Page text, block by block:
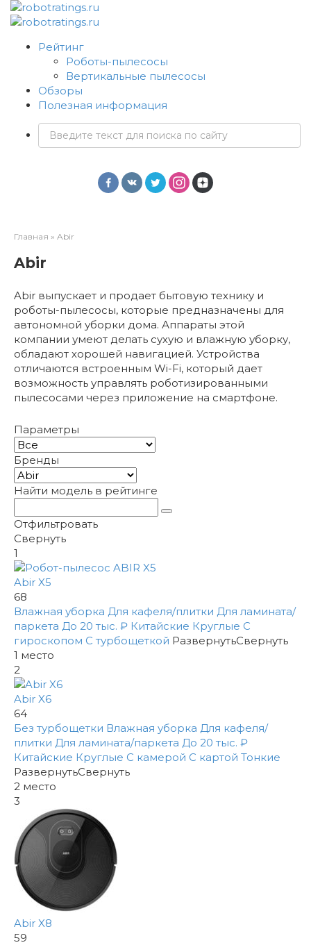
Перейти
Рейтинг
Роботы-пылесосы
Вертикальные пылесосы
Обзоры
Полезная информация
Поиск:
Главная » Abir
Abir
Abir выпускает и продает бытовую технику и
роботы-пылесосы, которые предназначены для
автономной уборки дома. Аппараты этой
компании умеют делать сухую и влажную уборку,
обладают хорошей навигацией. Устройства
отличаются встроенным Wi-Fi, который дает
возможность управлять роботизированными
пылесосами через приложение на смартфоне.
Параметры
Бренды
Найти модель в рейтинге
Отфильтровать
Свернуть
1
Abir X5
68
Влажная уборка Для кафеля/плитки Для ламината/
паркета До 20 тыс. ₽ Китайские Круглые С
гироскопом С турбощеткой РазвернутьСвернуть
1 место
2
Abir X6
64
Без турбощетки Влажная уборка Для кафеля/
плитки Для ламината/паркета До 20 тыс. ₽
Китайские Круглые С камерой С картой Тонкие
РазвернутьСвернуть
2 место
3
Abir X8
59